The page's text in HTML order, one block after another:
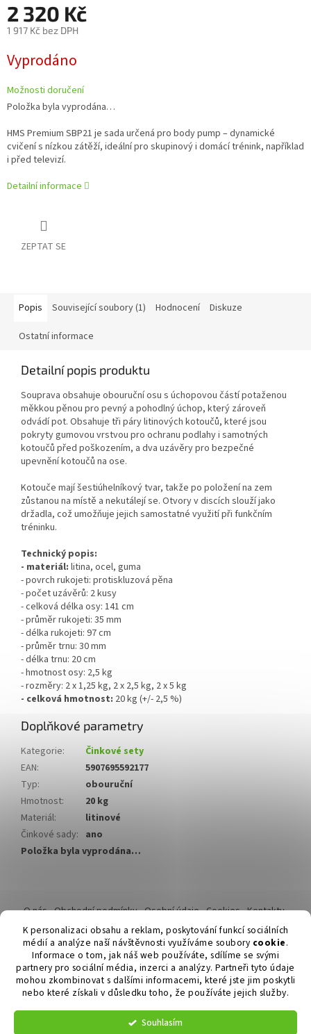
K personalizaci obsahu a reklam, poskytování funkcí sociálních
médií a analýze naší návštěvnosti využíváme soubory cookie.
Informace o tom, jak náš web používáte, sdílíme se svými
partnery pro sociální média, inzerci a analýzy. Partneři tyto údaje
mohou zkombinovat s dalšími informacemi, které jste jim poskytli
nebo které získali v důsledku toho, že používáte jejich služby.
Souhlasím
2 320 Kč
1 917 Kč bez DPH
cena:
Vyprodáno
Možnosti doručení
Položka byla vyprodána…
HMS Premium SBP21 je sada určená pro body pump – dynamické
cvičení s nízkou zátěží, ideální pro skupinový i domácí trénink, například
i před televizí.
Detailní informace
ZEPTAT SE
Popis Související soubory (1) Hodnocení Diskuze
Ostatní informace
Detailní popis produktu
Souprava obsahuje obouruční osu s úchopovou částí potaženou
měkkou pěnou pro pevný a pohodlný úchop, který zároveň
odvádí pot. Obsahuje tři páry litinových kotoučů, které jsou
pokryty gumovou vrstvou pro ochranu podlahy i samotných
kotoučů před poškozením, a dva uzávěry pro bezpečné
upevnění kotoučů na ose.
Kotouče mají šestiúhelníkový tvar, takže po položení na zem
zůstanou na místě a nekutálejí se. Otvory v discích slouží jako
držadla, což umožňuje jejich samostatné využití při funkčním
tréninku.
Technický popis:
- materiál: litina, ocel, guma
- povrch rukojeti: protiskluzová pěna
- počet uzávěrů: 2 kusy
- celková délka osy: 141 cm
- průměr rukojeti: 35 mm
- délka rukojeti: 97 cm
- průměr trnu: 30 mm
- délka trnu: 20 cm
- hmotnost osy: 2,5 kg
- rozměry: 2 x 1,25 kg, 2 x 2,5 kg, 2 x 5 kg
- celková hmotnost: 20 kg (+/- 2,5 %)
Doplňkové parametry
Kategorie:
Činkové sety
EAN:
5907695592177
Typ:
obouruční
Hmotnost:
20 kg
Materiál:
litinové
Činkové sady: ano
Položka byla vyprodána…
á
p
O nás Obchodní podmínky Osobní údaje Cookies Kontakty
Reklamační řád
Vytvořil Shoptet